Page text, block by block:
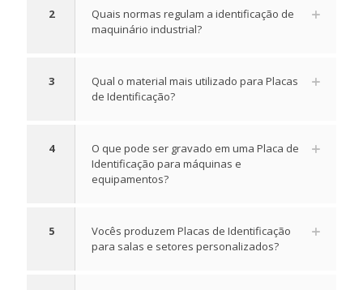
2
Quais normas regulam a identificação de
maquinário industrial?
3
Qual o material mais utilizado para Placas
de Identificação?
4
O que pode ser gravado em uma Placa de
Identificação para máquinas e
equipamentos?
5
Vocês produzem Placas de Identificação
para salas e setores personalizados?